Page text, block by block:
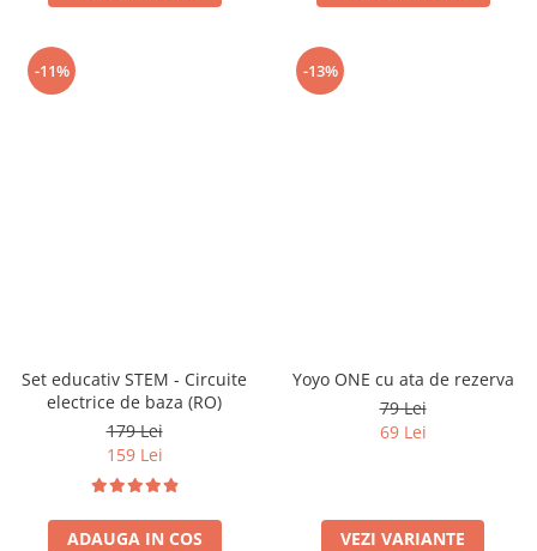
-11%
Set educativ STEM - Circuite
electrice de baza (RO)
179 Lei
159 Lei
ADAUGA IN COS
-13%
Yoyo ONE cu ata de rezerva
79 Lei
69 Lei
VEZI VARIANTE